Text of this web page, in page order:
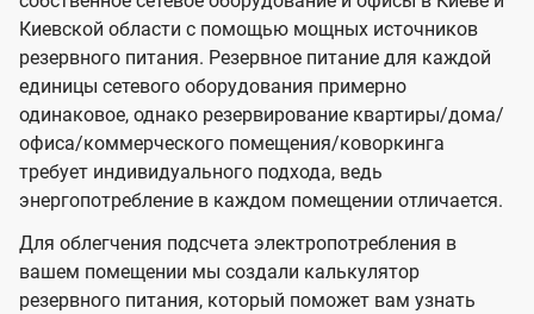
Киевской области с помощью мощных источников
резервного питания. Резервное питание для каждой
единицы сетевого оборудования примерно
одинаковое, однако резервирование квартиры/дома/
офиса/коммерческого помещения/коворкинга
требует индивидуального подхода, ведь
энергопотребление в каждом помещении отличается.
Для облегчения подсчета электропотребления в
вашем помещении мы создали калькулятор
резервного питания, который поможет вам узнать